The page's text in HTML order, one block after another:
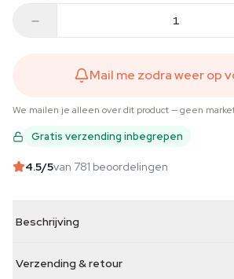
Mail me zodra weer op
We mailen je alleen over dit product — geen
Gratis verzending inbegrepen
4.5/5van 781 beoordelingen
Beschrijving
Verzending & retour